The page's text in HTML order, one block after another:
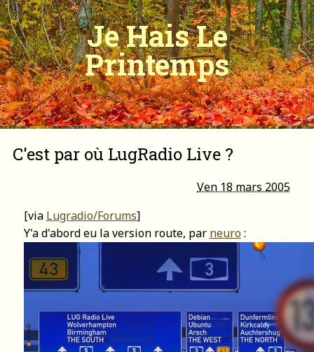
Je Hais Le
Printemps
C'est par où LugRadio Live ?
Ven 18 mars 2005
[via Lugradio/Forums]
Y'a d'abord eu la version route, par neuro :